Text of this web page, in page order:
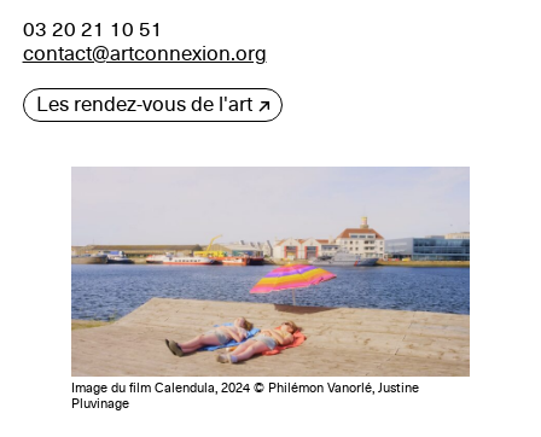
03 20 21 10 51
contact@artconnexion.org
Les rendez-vous de l'art
Image du film Calendula, 2024 © Philémon Vanorlé, Justine
Pluvinage